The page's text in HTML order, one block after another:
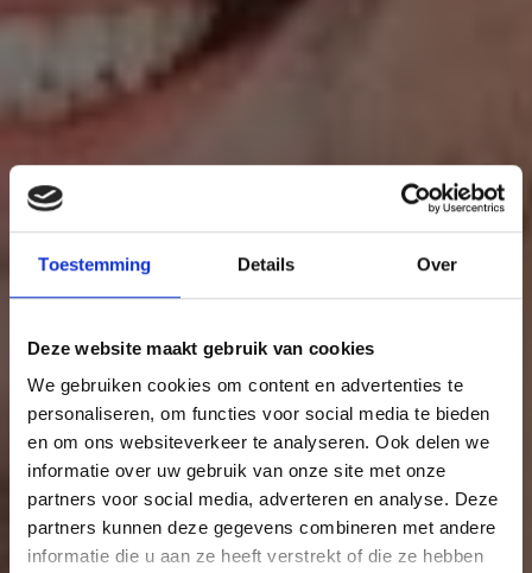
Toestemming Details Over
Deze website maakt gebruik van cookies
We gebruiken cookies om content en advertenties te
personaliseren, om functies voor social media te bieden
en om ons websiteverkeer te analyseren. Ook delen we
informatie over uw gebruik van onze site met onze
partners voor social media, adverteren en analyse. Deze
partners kunnen deze gegevens combineren met andere
informatie die u aan ze heeft verstrekt of die ze hebben